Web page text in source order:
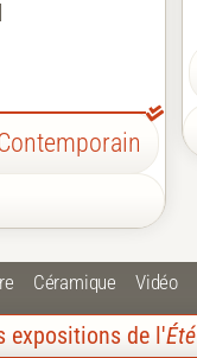
Céramique Vidéo
expositions de l'Été